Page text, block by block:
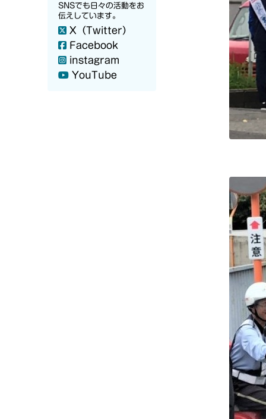
SNSでも日々の活動をお
伝えしています。
X（Twitter）
Facebook
instagram
YouTube